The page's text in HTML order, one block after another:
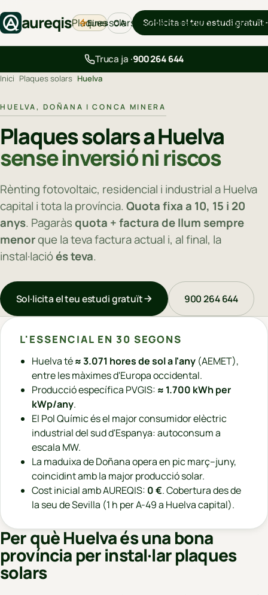
aureqisPlaques solars AerotèrmiaBackupCarregadors
Eines CA Sol·licita el teu estudi gratuït
Truca ja ·900 264 644
Inici Plaques solars Huelva
HUELVA, DOÑANA I CONCA MINERA
Plaques solars a Huelva
sense inversió ni riscos
Rènting fotovoltaic, residencial i industrial a Huelva
capital i tota la província.Quota fixa a 10, 15 i 20
anys. Pagaràsquota + factura de llum sempre
menorque la teva factura actual i, al final, la
instal·lacióés teva.
Sol·licita el teu estudi gratuït 900 264 644
L'ESSENCIAL EN 30 SEGONS
Huelva té≈ 3.071 hores de sol a l'any (AEMET),
entre les màximes d'Europa occidental.
Producció específica PVGIS: ≈ 1.700 kWh per
kWp/any.
El Pol Químic és el major consumidor elèctric
industrial del sud d'Espanya: autoconsum a
escala MW.
La maduixa de Doñana opera en pic març–juny,
coincidint amb la major producció solar.
Cost inicial amb AUREQIS: 0 €. Cobertura des de
la seu de Sevilla (1 h per A-49 a Huelva capital).
Per què Huelva és una bona
província per instal·lar plaques
solars